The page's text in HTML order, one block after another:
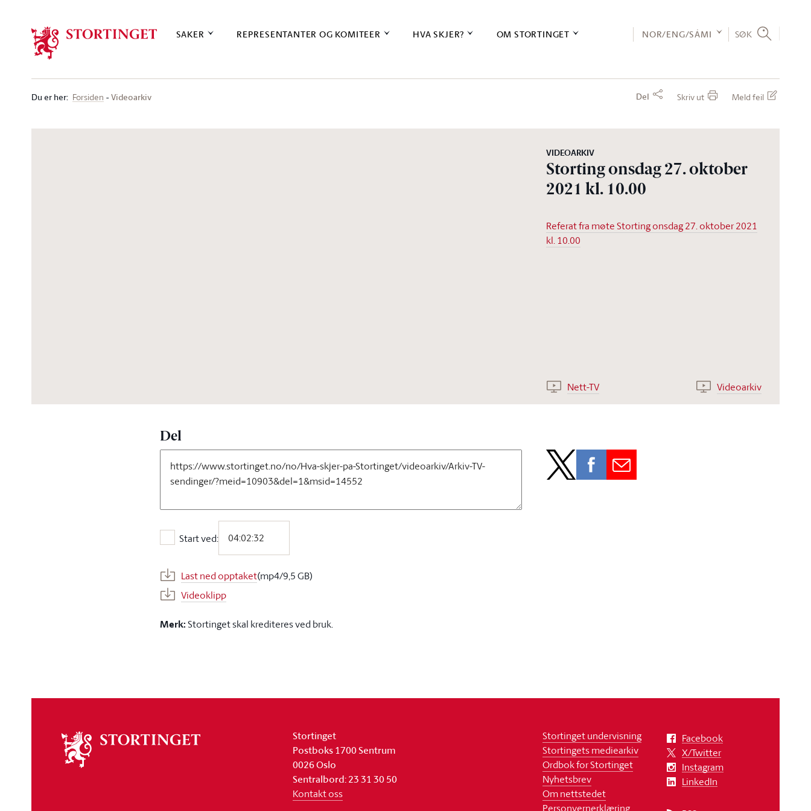
SAKER REPRESENTANTER OG KOMITEER HVA SKJER? OM STORTINGET NOR/ENG/SÁMI SØK
Du er her: Forsiden Videoarkiv Del Skriv ut Meld feil
VIDEOARKIV
Storting onsdag 27. oktober
2021 kl. 10.00
Referat fra møte Storting onsdag 27. oktober 2021
kl. 10.00
Nett-TV Videoarkiv
Del
Start ved:
Start ved:
Last ned opptaket(mp4/9,5 GB)
Videoklipp
Merk:Stortinget skal krediteres ved bruk.
stortinget
Stortinget
Postboks 1700 Sentrum
0026 Oslo
Sentralbord: 23 31 30 50
Kontakt oss
Stortinget undervisning
Stortingets mediearkiv
Ordbok for Stortinget
Nyhetsbrev
Om nettstedet
Personvernerklæring
Facebook
X/Twitter
Instagram
LinkedIn